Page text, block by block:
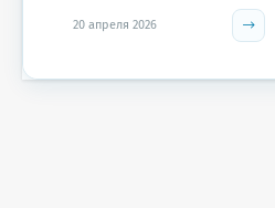
20 апреля 2026